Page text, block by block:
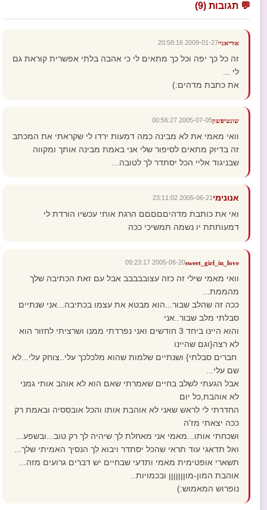
💬 תגובות (9)
אוריאניי2009-01-27 20:58:16
זה כל כך יפה וכל כך מתאים לי כי אהבה בלתי אפשרית קוראת גם
לי ...
את כתבת מדהים:)
שונטיפשון2005-07-05 00:56:27
וואי מאמי את לא מבינה כמה דמעות ירדו לי שקראתי את המכתב
זה בדיוק מתאים לסיפור שלי אני באמת מבינה אותך ומקווה
שבניגוד אליי הכל יסתדר לך לטובה...
אנונימי 2005-06-21 23:11:02
ואי את כותבת מדהיםםםםם הרגת אותי עכשיו הורדת לי
דמעותתת יו נשמה תמשיכי ככה
sweet_girl_in_love
2005-06-20 09:23:17
וואי מאמי שילי זה כזה עצובבבבב אבל עם זאת הכתיבה שלך
מהממת...
ככה זה שהלב שבור...הוא מבטא את עצמו בכתיבה...אני שנתיים
סבלתי מלב שבור..אני
והוא היינו ביחד 3 חודשים ואני נפרדתי ממנו ושרציתי לחזור הוא
לא רצה{וגם שהיינו
חברים סבלתי} ושנתיים שלמות שהוא מלכלכך עלי..צוחק עלי...לא
שם עלי...
אבל הגעתי לשלב בחיים שאמרתי שאם הוא לא אוהב אותי גמני
לא אוהבת,כל יום
החדרתי לי לראש שאני לא אוהבת אותו והכל אובססיה ובאמת רק
ככה יצאתי מז'ה
ושכחתי אותו...מאמי אני מאחלת לך שיהיה לך רק טוב...ובשפע...
ואל תדאגי עוד תראי שהכל יסתדר ויבוא לך הנסיך האמיתי שלך...
תשארי אופטימית מאמי ותדעי שבחיים יש דברים גרועים מזה...
אוהבת המון-מוןןןןןןן ובכמויות..
נופרוש המאמוש:)